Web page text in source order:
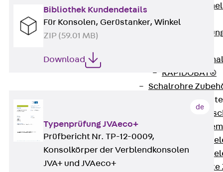
Schalung
RAPIDOBAT®
Schalrohre
Bibliothek Kundendetails
Für Konsolen, Gerüstanker, Winkel
ZIP (59.01 MB)
Download
de
Typenprüfung JVAeco+
Prüfbericht Nr. TP-12-0009,
Konsolkörper der Verblendkonsolen
JVA+ und JVAeco+